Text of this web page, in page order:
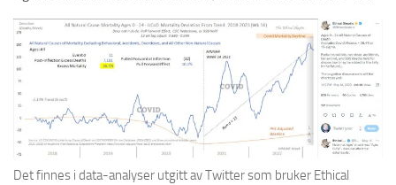
Det finnes i data-analyser utgitt av Twitter som bruker Ethical